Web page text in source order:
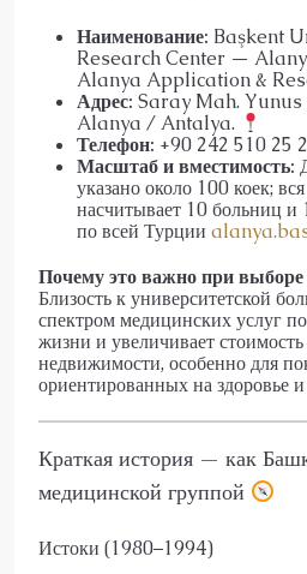
Наименование: Başkent
Research Center —
Alanya Application &
Адрес: Saray Mah. Yunus
Alanya / Antalya.
Телефон: +90 242 510 25
Масштаб и вместимость:
указано около 100 коек;
насчитывает 10 больниц и
по всей Турции
Почему это важно при
Близость к университетской
спектром медицинских услуг
жизни и увеличивает
недвижимости, особенно для
ориентированных на здоровье
Краткая история — как
медицинской группой
Истоки (1980–1994)